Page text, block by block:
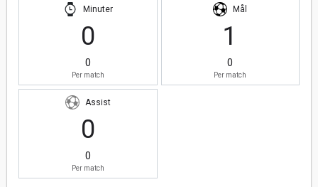
Minuter
0
0
Per match
Mål
1
0
Per match
Assist
0
0
Per match